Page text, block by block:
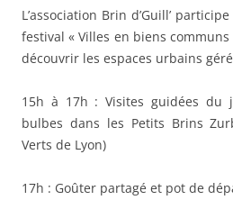
L’association Brin d’Guill’
festival « Villes en biens
découvrir les espaces urbains
15h à 17h : Visites guidées du
bulbes dans les Petits Brins
Verts de Lyon)
17h : Goûter partagé et pot de